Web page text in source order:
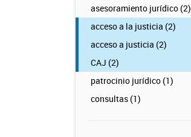
asesoramiento jurídico (2)
acceso a la justicia (2)
acceso a justicia (2)
CAJ (2)
patrocinio jurídico (1)
consultas (1)